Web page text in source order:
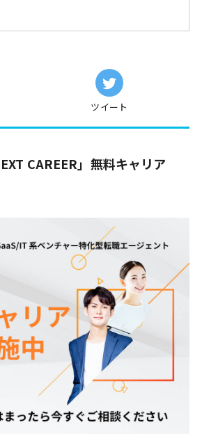
ツイート
CAREER」無料キャリア